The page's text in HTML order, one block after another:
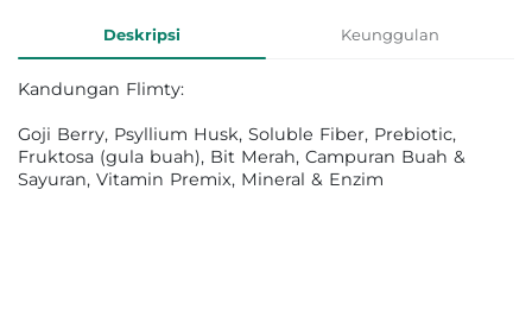
Informasi Produk
Deskripsi Keunggulan
Kandungan Flimty:
Goji Berry, Psyllium Husk, Soluble Fiber, Prebiotic,
Fruktosa (gula buah), Bit Merah, Campuran Buah &
Sayuran, Vitamin Premix, Mineral & Enzim